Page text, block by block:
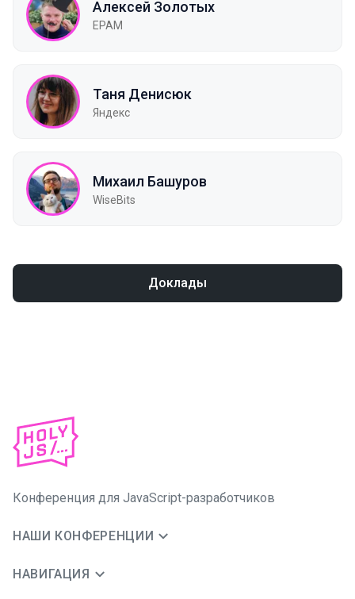
Алексей Золотых
EPAM
Таня Денисюк
Яндекс
Михаил Башуров
WiseBits
Доклады
Конференция для JavaScript-разработчиков
НАШИ КОНФЕРЕНЦИИ
НАВИГАЦИЯ